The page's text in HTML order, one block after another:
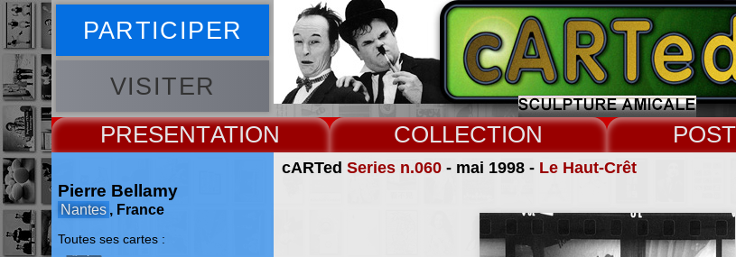
PARTICIPER
VISITER
PRESENT COLLECT
cARTed Series n.060- mai 1998 - Le Haut-Crêt
Pierre Bellamy
Nantes , France
Toutes ses cartes :